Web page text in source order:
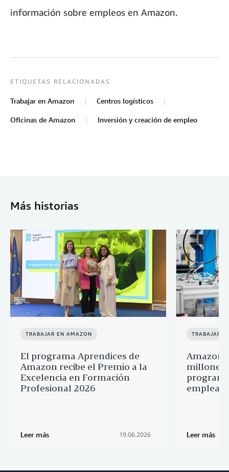
información sobre empleos en Amazon.
ETIQUETAS RELACIONADAS
Trabajar en Amazon Centros logísticos
Oficinas de Amazon Inversión y creación de empleo
Más historias
TRABAJAR EN AMAZON
El programa Aprendices de
Amazon recibe el Premio a la
Excelencia en Formación
Profesional 2026
Leer más 19.06.2026
TRABAJAR
Amazon
millones
Leer más